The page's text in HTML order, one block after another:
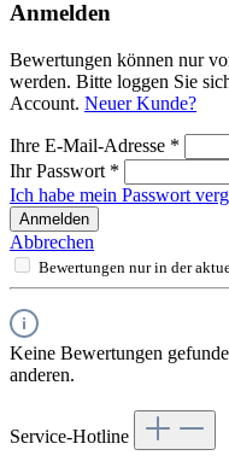
Anmelden
Bewertungen können nur
werden. Bitte loggen Sie
Account. Neuer Kunde?
Ihre E-Mail-Adresse *
Ihr Passwort *
Ich habe mein Passwort
Anmelden
Abbrechen
Bewertungen nur in der
Keine Bewertungen
anderen.
Service-Hotline